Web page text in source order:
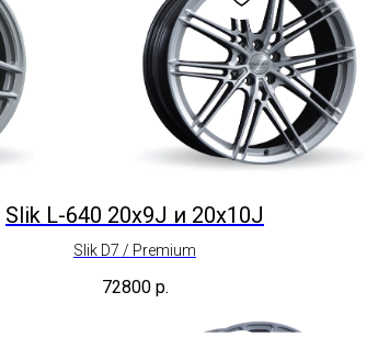
Slik L-640 20x9J и 20x10J
Slik D7 / Premium
72800 р.